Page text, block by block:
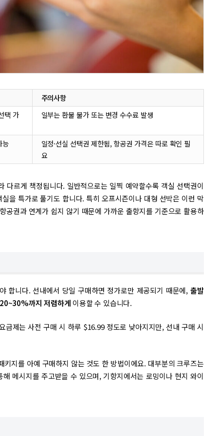
주의사항
택 가
일부는 환불 불가 또는 변경 수수료 발생
능
일정·선실 선택권 제한됨, 항공권 가격은 따로 확인 필
요
르게 책정됩니다. 일반적으로는 일찍 예약할수록 객실 선택권이
을 특가로 풀기도 합니다. 특히 오프시즌이나 대형 선박은 이런 막
공권과 연계가 쉽지 않기 때문에 가까운 출항지를 기준으로 활용하
합니다. 선내에서 당일 구매하면 정가로만 제공되기 때문에,출발
까지 저렴하게 이용할 수 있습니다.
제는 사전 구매 시 하루 $16.99 정도로 낮아지지만, 선내 구매 시
지를 아예 구매하지 않는 것도 한 방법이에요. 대부분의 크루즈는
메시지를 주고받을 수 있으며, 기항지에서는 로밍이나 현지 와이